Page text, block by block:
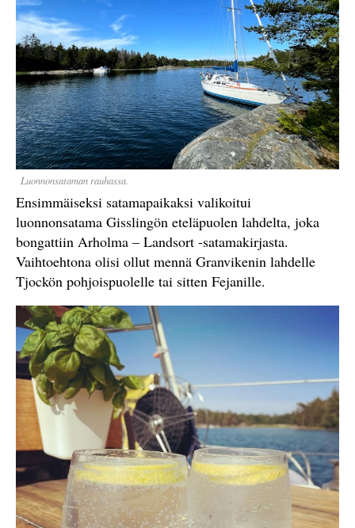
Luonnonsataman rauhassa.
Ensimmäiseksi satamapaikaksi valikoitui
luonnonsatama Gisslingön eteläpuolen lahdelta, joka
bongattiin Arholma – Landsort -satamakirjasta.
Vaihtoehtona olisi ollut mennä Granvikenin lahdelle
Tjockön pohjoispuolelle tai sitten Fejanille.